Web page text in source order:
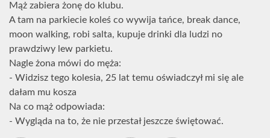
Mąż zabiera żonę do klubu.
A tam na parkiecie koleś co wywija tańce, break dance,
moon walking, robi salta, kupuje drinki dla ludzi no
prawdziwy lew parkietu.
Nagle żona mówi do męża:
- Widzisz tego kolesia, 25 lat temu oświadczył mi się ale
dałam mu kosza
Na co mąż odpowiada:
- Wygląda na to, że nie przestał jeszcze świętować.